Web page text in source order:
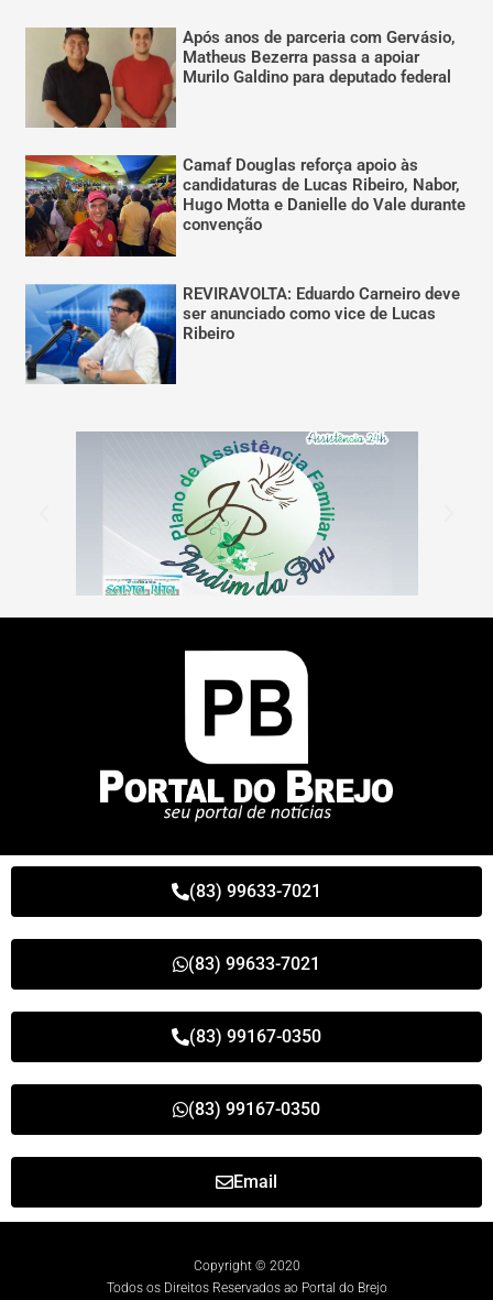
Após anos de parceria com Gervásio,
Matheus Bezerra passa a apoiar
Murilo Galdino para deputado federal
Camaf Douglas reforça apoio às
candidaturas de Lucas Ribeiro, Nabor,
Hugo Motta e Danielle do Vale durante
convenção
REVIRAVOLTA: Eduardo Carneiro deve
ser anunciado como vice de Lucas
Ribeiro
(83) 99633-7021
(83) 99633-7021
(83) 99167-0350
(83) 99167-0350
Email
Copyright © 2020
Todos os Direitos Reservados ao Portal do Brejo